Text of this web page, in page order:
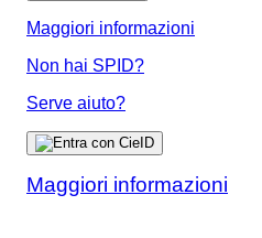
Maggiori informazioni
Non hai SPID?
Serve aiuto?
Maggiori informazioni